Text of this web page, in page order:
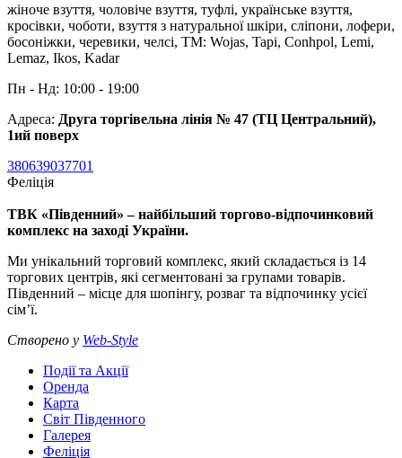
жіноче взуття, чоловіче взуття, туфлі, українське взуття,
кросівки, чоботи, взуття з натуральної шкіри, сліпони, лофери,
босоніжки, черевики, челсі, ТМ: Wojas, Tapi, Conhpol, Lemi,
Lemaz, Ikos, Kadar
Пн - Нд: 10:00 - 19:00
Адреса: Друга торгівельна лінія № 47 (ТЦ Центральний),
1ий поверх
380639037701
Феліція
ТВК «Південний» – найбільший торгово-відпочинковий
комплекс на заході України.
Ми унікальний торговий комплекс, який складається із 14
торгових центрів, які сегментовані за групами товарів.
Південний – місце для шопінгу, розваг та відпочинку усієї
сім’ї.
Створено у Web-Style
Події та Акції
Оренда
Карта
Світ Південного
Галерея
Феліція